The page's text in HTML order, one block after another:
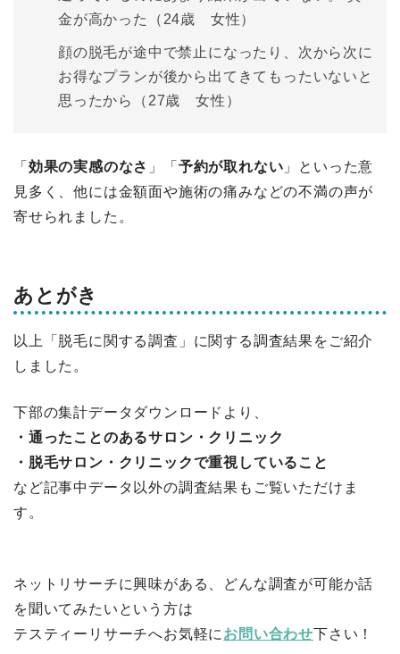
金が高かった（24歳 女性）
顔の脱毛が途中で禁止になったり、次から次に
お得なプランが後から出てきてもったいないと
思ったから（27歳 女性）
「 効果の実感のなさ 」「 予約が取れない 」といった意
見多く、他には金額面や施術の痛みなどの不満の声が
寄せられました。
あとがき
以上「脱毛に関する調査」に関する調査結果をご紹介
しました。
下部の集計データダウンロードより、
・通ったことのあるサロン・クリニック
・脱毛サロン・クリニックで重視していること
など記事中データ以外の調査結果もご覧いただけま
す。
ネットリサーチに興味がある、どんな調査が可能か話
を聞いてみたいという方は
テスティーリサーチへお気軽に お問い合わせ下さい！